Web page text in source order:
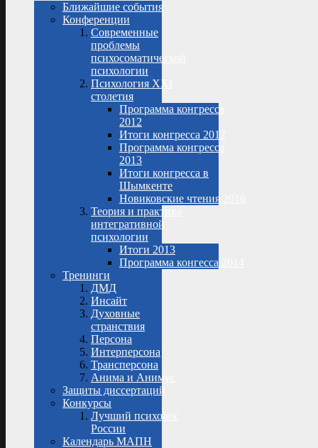
Ближайшие события
Конференции
Современные
проблемы
психосоматической
психологии
Психология XXI
столетия
Программа конгресса
2012
Итоги конгресса 2012
Программа конгресса
2013
Итоги конгресса в
Шымкенте
Новиковские чтения 2016
Теория и практика
интегративной
психологии
Итоги 2013
Программа конгесса 2014
Тренинги
ДМД
Инсайт
Духовные
странствия
Персона
Интерперсона
Трансперсона
Анима и Анимус
Защиты диссертаций
Конкурсы
Лучший психолог
России
Календарь МАПН